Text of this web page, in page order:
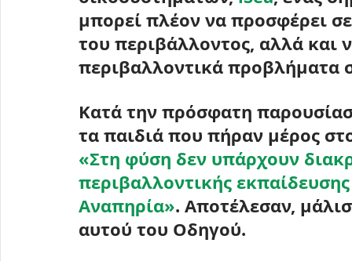
μπορεί πλέον να προσφέρει
του περιβάλλοντος, αλλά και
περιβαλλοντικά προβλήματα
Κατά την πρόσφατη
τα παιδιά που πήραν μέρος
«Στη φύση δεν υπάρχουν
περιβαλλοντικής
Αναπηρία». Αποτέλεσαν,
αυτού του Οδηγού.